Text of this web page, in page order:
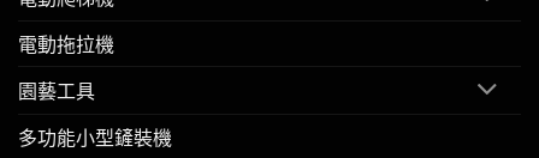
電動拖拉機
園藝工具
多功能小型鏟裝機